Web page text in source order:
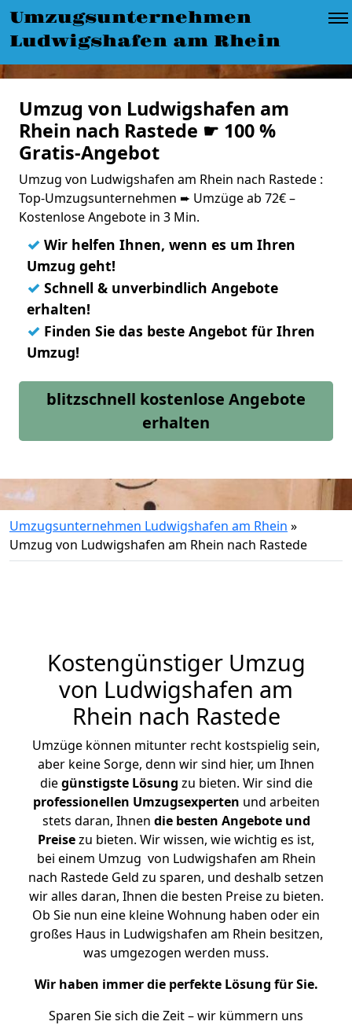
Umzugsunternehmen
Ludwigshafen am Rhein
Umzug von Ludwigshafen am
Rhein nach Rastede ☛ 100 %
Gratis-Angebot
Umzug von Ludwigshafen am Rhein nach Rastede :
Top-Umzugsunternehmen ➨ Umzüge ab 72€ –
Kostenlose Angebote in 3 Min.
✓ Wir helfen Ihnen, wenn es um Ihren
Umzug geht!
✓ Schnell & unverbindlich Angebote
erhalten!
✓ Finden Sie das beste Angebot für Ihren
Umzug!
blitzschnell kostenlose Angebote
erhalten
Umzugsunternehmen Ludwigshafen am Rhein »
Umzug von Ludwigshafen am Rhein nach Rastede
Kostengünstiger Umzug
von Ludwigshafen am
Rhein nach Rastede
Umzüge können mitunter recht kostspielig sein,
aber keine Sorge, denn wir sind hier, um Ihnen
diegünstigste Lösung zu bieten. Wir sind die
professionellen Umzugsexperten und arbeiten
stets daran, Ihnen die besten Angebote und
Preisezu bieten. Wir wissen, wie wichtig es ist,
bei einem Umzug von Ludwigshafen am Rhein
nach Rastede Geld zu sparen, und deshalb setzen
wir alles daran, Ihnen die besten Preise zu bieten.
Ob Sie nun eine kleine Wohnung haben oder ein
großes Haus in Ludwigshafen am Rhein besitzen,
was umgezogen werden muss.
Wir haben immer die perfekte Lösung für Sie.
Sparen Sie sich die Zeit – wir kümmern uns